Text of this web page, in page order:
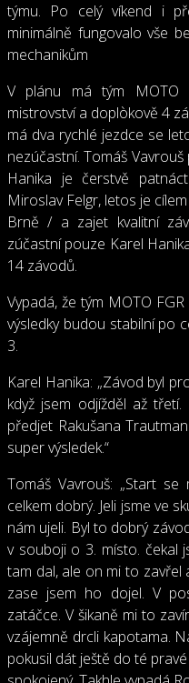
týmu. Po celý víkend i
minimálně fungovalo vše
mechanikům
V plánu má tým MOTO
mistrovství a doplòkově 4
má dva rychlé jezdce se
nezúčastní. Tomáš
Hanika je čerstvě
Miroslav Felgr, letos je
Brně / a zajet kvalitní
zúčastní pouze Karel
14 závodů.
Vypadá, že tým MOTO
výsledky budou stabilní po
3.
Karel Hanika: „Závod byl
když jsem odjížděl až
předjet Rakušana
super výsledek.“
Tomáš Vavrouš: „Start
celkem dobrý. Jeli jsme ve
nám ujeli. Byl to dobrý
v souboji o 3. místo. čekal
tam dal, ale on mi to zavřel
zase jsem ho dojel. V
zatáčce. V šikaně mi to
vzájemně drcli kapotama.
pokusil dát ještě do té